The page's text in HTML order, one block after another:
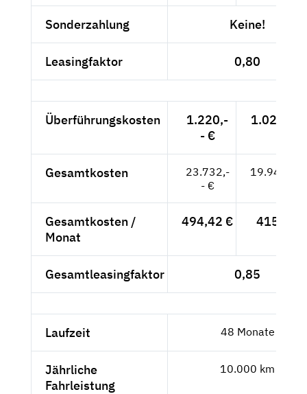
Sonderzahlung Keine!
Leasingfaktor 0,80
Überführungskosten
1.220,-
- €
1.025,21
Gesamtkosten
23.732,-
- €
19.942,86
Gesamtkosten /
Monat
494,42 € 415,48 €
Gesamtleasingfaktor 0,85
Laufzeit 48 Monate
Jährliche
Fahrleistung
10.000 km